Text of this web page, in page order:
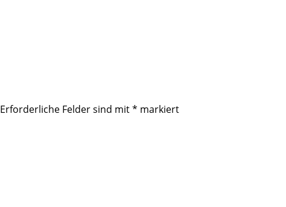
Erforderliche Felder sind mit* markiert